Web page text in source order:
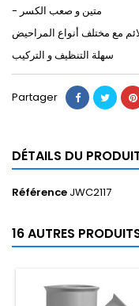
- متين و صعب الكسر
مع مختلف أنواع المراحيض
سهلة التنظيف و التركيب
Partager
DÉTAILS DU
Référence JWC2117
16 AUTRES